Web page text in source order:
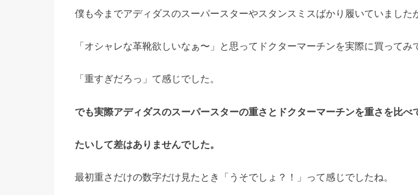
僕も今までアディダスのスーパースターやスタンスミスばかり履いていました
「オシャレな革靴欲しいなぁ〜」と思ってドクターマーチンを実際に買ってみ
「重すぎだろっ」て感じでした。
でも実際アディダスのスーパースターの重さとドクターマーチンを重さを比べ
たいして差はありませんでした。
最初重さだけの数字だけ見たとき「うそでしょ？！」って感じでしたね。